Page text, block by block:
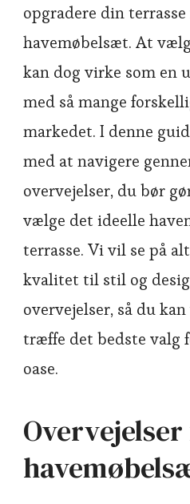
opgradere din
havemøbelsæt. At
kan dog virke som en
med så mange
markedet. I denne
med at navigere
overvejelser, du bør
vælge det ideelle
terrasse. Vi vil se på
kvalitet til stil og
overvejelser, så du
træffe det bedste valg
oase.